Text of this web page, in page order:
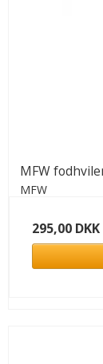
MFW
MFW
295,00 DKK